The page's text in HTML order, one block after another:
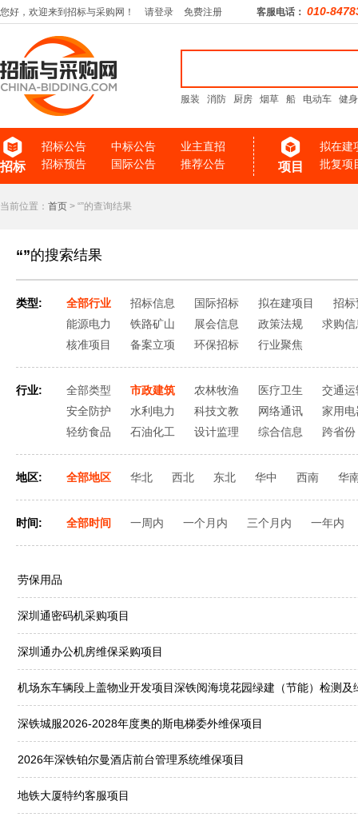
您好，欢迎来到招标与采购网！ 请登录 免费注册 客服电话： 010-
服装 消防 厨房 烟草 船 电动车 健
招标
招标公告 中标公告
业主直招
招标预告
国际公告 推荐公告 项目
拟在建
批复项
当前位置： 首页 > “”的查询结果
“”的搜索结果
类型: 全部行业 招标信息 国际招标 拟在建项目
招标
能源电力
铁路矿山 展会信息 政策法规
求购信
核准项目
备案立项 环保招标 行业聚焦
行业: 全部类型 市政建筑 农林牧渔 医疗卫生
交通运
安全防护
水利电力 科技文教 网络通讯
家用电
轻纺食品
石油化工 设计监理 综合信息 跨省份
地区: 全部地区 华北 西北 东北 华中 西南 华
时间: 全部时间 一周内 一个月内 三个月内 一年内
劳保用品
深圳通密码机采购项目
深圳通办公机房维保采购项目
机场东车辆段上盖物业开发项目深铁阅海境花园绿建（节能）检测及
深铁城服2026-2028年度奥的斯电梯委外维保项目
2026年深铁铂尔曼酒店前台管理系统维保项目
地铁大厦特约客服项目